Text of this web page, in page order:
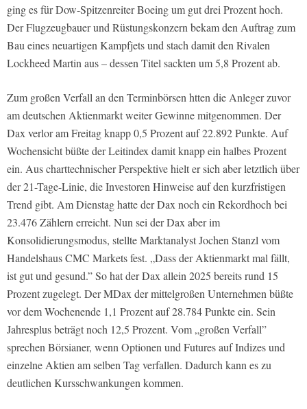
ging es für Dow-Spitzenreiter Boeing um gut drei Prozent hoch.
Der Flugzeugbauer und Rüstungskonzern bekam den Auftrag zum
Bau eines neuartigen Kampfjets und stach damit den Rivalen
Lockheed Martin aus – dessen Titel sackten um 5,8 Prozent ab.
Zum großen Verfall an den Terminbörsen htten die Anleger zuvor
am deutschen Aktienmarkt weiter Gewinne mitgenommen. Der
Dax verlor am Freitag knapp 0,5 Prozent auf 22.892 Punkte. Auf
Wochensicht büßte der Leitindex damit knapp ein halbes Prozent
ein. Aus charttechnischer Perspektive hielt er sich aber letztlich über
der 21-Tage-Linie, die Investoren Hinweise auf den kurzfristigen
Trend gibt. Am Dienstag hatte der Dax noch ein Rekordhoch bei
23.476 Zählern erreicht. Nun sei der Dax aber im
Konsolidierungsmodus, stellte Marktanalyst Jochen Stanzl vom
Handelshaus CMC Markets fest. „Dass der Aktienmarkt mal fällt,
ist gut und gesund.” So hat der Dax allein 2025 bereits rund 15
Prozent zugelegt. Der MDax der mittelgroßen Unternehmen büßte
vor dem Wochenende 1,1 Prozent auf 28.784 Punkte ein. Sein
Jahresplus beträgt noch 12,5 Prozent. Vom „großen Verfall”
sprechen Börsianer, wenn Optionen und Futures auf Indizes und
einzelne Aktien am selben Tag verfallen. Dadurch kann es zu
deutlichen Kursschwankungen kommen.